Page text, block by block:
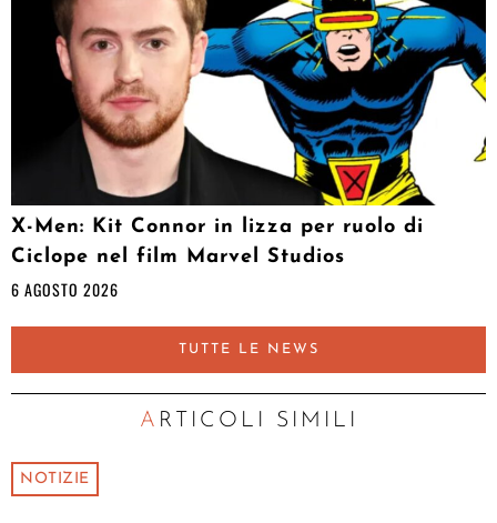
X-Men: Kit Connor in lizza per ruolo di
Ciclope nel film Marvel Studios
6 AGOSTO 2026
TUTTE LE NEWS
ARTICOLI SIMILI
NOTIZIE